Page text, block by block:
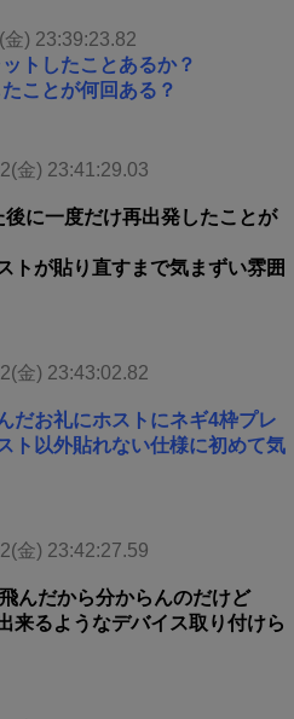
) 23:39:23.82
トしたことあるか？
ことが何回ある？
金) 23:41:29.03
に一度だけ再出発したことが
トが貼り直すまで気まずい雰囲
金) 23:43:02.82
だお礼にホストにネギ4枠プレ
ト以外貼れない仕様に初めて気
金) 23:42:27.59
んだから分からんのだけど
来るようなデバイス取り付けら